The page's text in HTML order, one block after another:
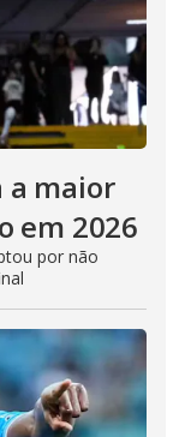
a maior
em 2026
por não